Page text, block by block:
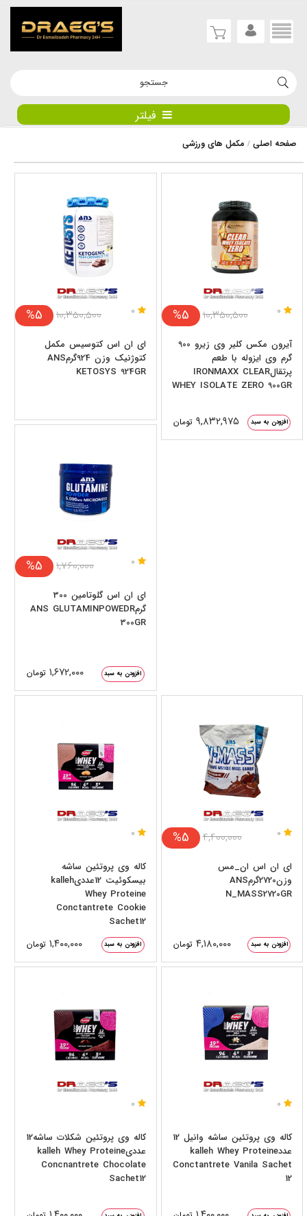
فیلتر
صفحه اصلی مکمل های ورزشی
0
%5 ۱۰,۳۵۰,۵۰۰
آیرون مکس کلیر وی زیرو 900
گرم وی ایزوله با طعم
پرتقالIRONMAXX CLEAR
WHEY ISOLATE ZERO 900GR
افزودن به سبد ۹,۸۳۲,۹۷۵ تومان
0
%5 ۱۰,۳۵۰,۵۰۰
ای ان اس کتوسیس مکمل
کتوژنیک وزن 924گرمANS
KETOSYS 924GR
0
%5 ۱,۷۶۰,۰۰۰
ای ان اس گلوتامین 300
گرمANS GLUTAMINPOWEDR
300GR
افزودن به سبد ۱,۶۷۲,۰۰۰ تومان
0
%5 ۴,۴۰۰,۰۰۰
ای ان اس ان_مس
وزن2720گرمANS
N_MASS2720GR
افزودن به سبد ۴,۱۸۰,۰۰۰ تومان
0
کاله وی پروتئین ساشه
بیسکوئیت 12عددیkalleh
Whey Proteine
Conctantrete Cookie
Sachet12
افزودن به سبد ۱,۴۰۰,۰۰۰ تومان
0
کاله وی پروتئین ساشه وانیل 12
عددkalleh Whey Proteine
Conctantrete Vanila Sachet
12
0
کاله وی پروتئین شکلات ساشه12
عددیkalleh Whey Proteine
Concnantrete Chocolate
Sachet12